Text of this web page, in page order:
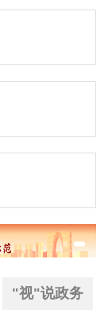
"视"说政务